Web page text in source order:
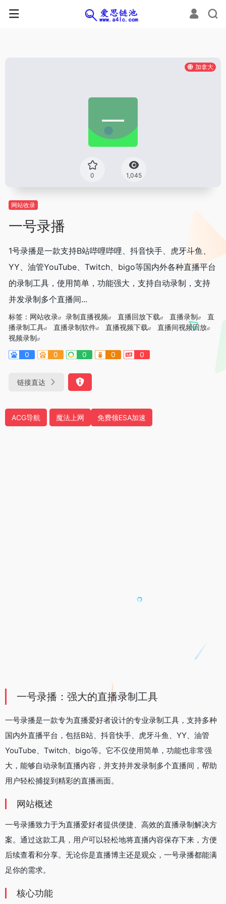
加拿大
0 1,045
网站收录
一号录播
1号录播是一款支持B站哔哩哔哩、抖音快手、虎牙斗鱼、
YY、油管YouTube、Twitch、bigo等国内外各种直播平台
的录制工具，使用简单，功能强大，支持自动录制，支持
并发录制多个直播间...
标签： 网站收录 录制直播视频 直播回放下载 直播录制
直
播录制工具
直播录制软件 直播视频下载
直播间视频回放
视频录制
0
0 0 0 0
链接直达
ACG导航 魔法上网 免费领ESA加速
一号录播：强大的直播录制工具
一号录播是一款专为直播爱好者设计的专业录制工具，支持多种
国内外直播平台，包括B站、抖音快手、虎牙斗鱼、YY、油管
YouTube、Twitch、bigo等。它不仅使用简单，功能也非常强
大，能够自动录制直播内容，并支持并发录制多个直播间，帮助
用户轻松捕捉到精彩的直播画面。
网站概述
一号录播致力于为直播爱好者提供便捷、高效的直播录制解决方
案。通过这款工具，用户可以轻松地将直播内容保存下来，方便
后续查看和分享。无论你是直播博主还是观众，一号录播都能满
足你的需求。
核心功能